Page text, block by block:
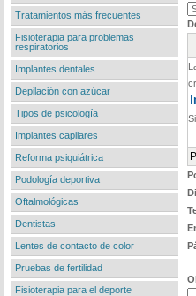
Tratamientos más frecuentes
Fisioterapia para problemas
respiratorios
Implantes dentales
Depilación con azúcar
Tipos de psicología
Implantes capilares
Reforma psiquiátrica
Podología deportiva
Oftalmológicas
Dentistas
Lentes de contacto de color
Pruebas de fertilidad
Fisioterapia para el deporte